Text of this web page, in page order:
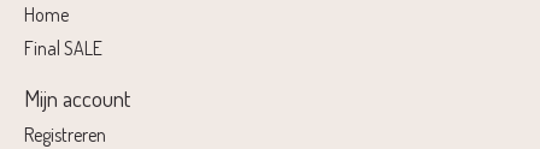
Home
Final SALE
Mijn account
Registreren